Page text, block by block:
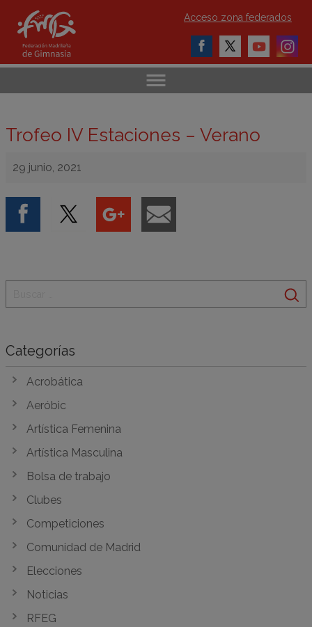
Acceso zona federados
Trofeo IV Estaciones – Verano
29 junio, 2021
Categorías
Acrobática
Aeróbic
Artística Femenina
Artística Masculina
Bolsa de trabajo
Clubes
Competiciones
Comunidad de Madrid
Elecciones
Noticias
RFEG